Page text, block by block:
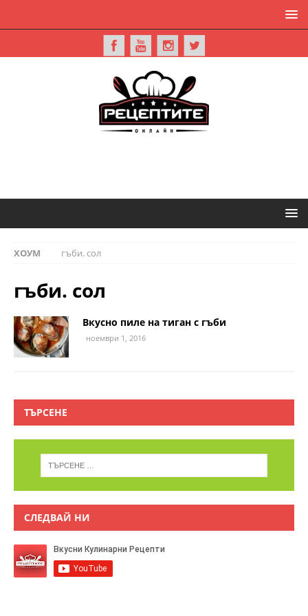
ХОУМ гъби. сол
гъби. сол
Вкусно пиле на тиган с гъби
ноември 1, 2016
ТЪРСЕНЕ
СЛЕДВАЙ НИ